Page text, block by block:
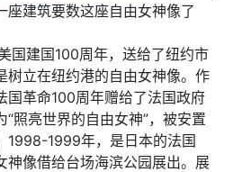
座建筑要数这座自由女神像了
国建国100周年，送给了纽约市
树立在纽约港的自由女神像。作
国革命100周年赠给了法国政府
照亮世界的自由女神”，被安置
1998-1999年，是日本的法国
神像借给台场海滨公园展出。展